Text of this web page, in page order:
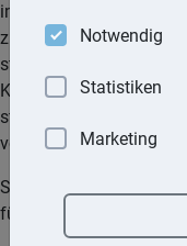
im allgemeinen
zugänglichen
steuerfrei, wenn der
Kalenderjahr nicht
steuerpflichtig. Es kann
vorgenommen werden.
So können
für alle innerhalb eines
Notwendig
Statistiken
Marketing